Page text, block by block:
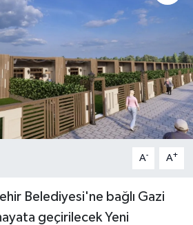
A- A+
Belediyesi'ne bağlı Gazi
geçirilecek Yeni